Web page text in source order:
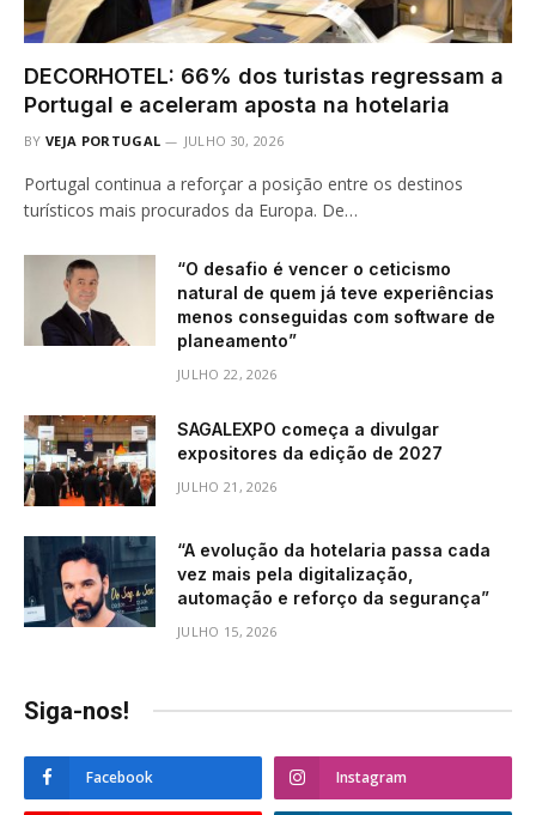
DECORHOTEL: 66% dos turistas regressam a
Portugal e aceleram aposta na hotelaria
BY VEJA PORTUGAL JULHO 30, 2026
Portugal continua a reforçar a posição entre os destinos
turísticos mais procurados da Europa. De…
“O desafio é vencer o ceticismo
natural de quem já teve experiências
menos conseguidas com software de
planeamento”
JULHO 22, 2026
SAGALEXPO começa a divulgar
expositores da edição de 2027
JULHO 21, 2026
“A evolução da hotelaria passa cada
vez mais pela digitalização,
automação e reforço da segurança”
JULHO 15, 2026
Siga-nos!
Facebook Instagram